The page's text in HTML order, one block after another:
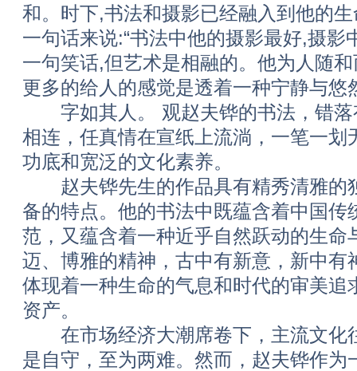
和。时下,书法和摄影已经融入到他的
一句话来说:“书法中他的摄影最好,摄影
一句笑话,但艺术是相融的。他为人随
更多的给人的感觉是透着一种宁静与悠
字如其人。 观赵夫铧的书法，错落
相连，任真情在宣纸上流淌，一笔一划
功底和宽泛的文化素养。
赵夫铧先生的作品具有精秀清雅的
备的特点。他的书法中既蕴含着中国传
范，又蕴含着一种近乎自然跃动的生命
迈、博雅的精神，古中有新意，新中有
体现着一种生命的气息和时代的审美追
资产。
在市场经济大潮席卷下，主流文化
是自守，至为两难。然而，赵夫铧作为